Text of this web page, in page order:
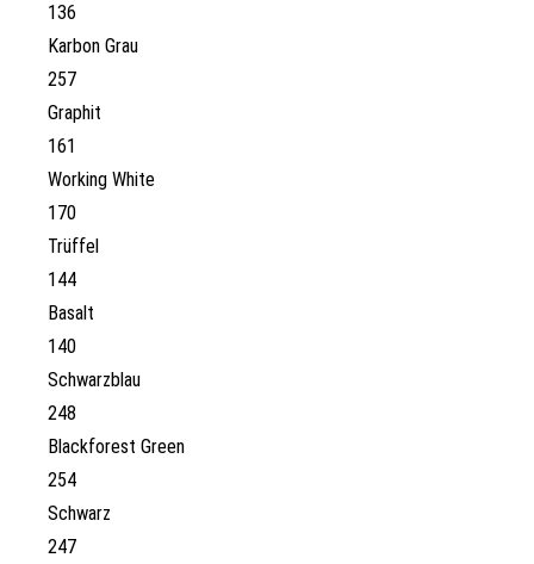
136
Karbon Grau
257
Graphit
161
Working White
170
Trüffel
144
Basalt
140
Schwarzblau
248
Blackforest Green
254
Schwarz
247